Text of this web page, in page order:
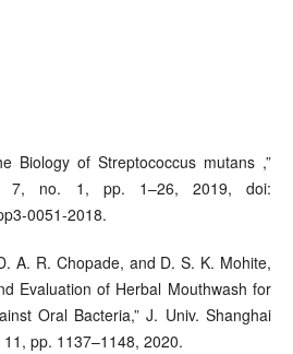
Biology of Streptococcus mutans ,”
7, no. 1, pp. 1–26, 2019, doi:
0051-2018.
A. R. Chopade, and D. S. K. Mohite,
Evaluation of Herbal Mouthwash for
Oral Bacteria,” J. Univ. Shanghai
pp. 1137–1148, 2020.